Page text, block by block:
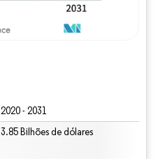
2020 - 2031
3.85 Bilhões de dólares